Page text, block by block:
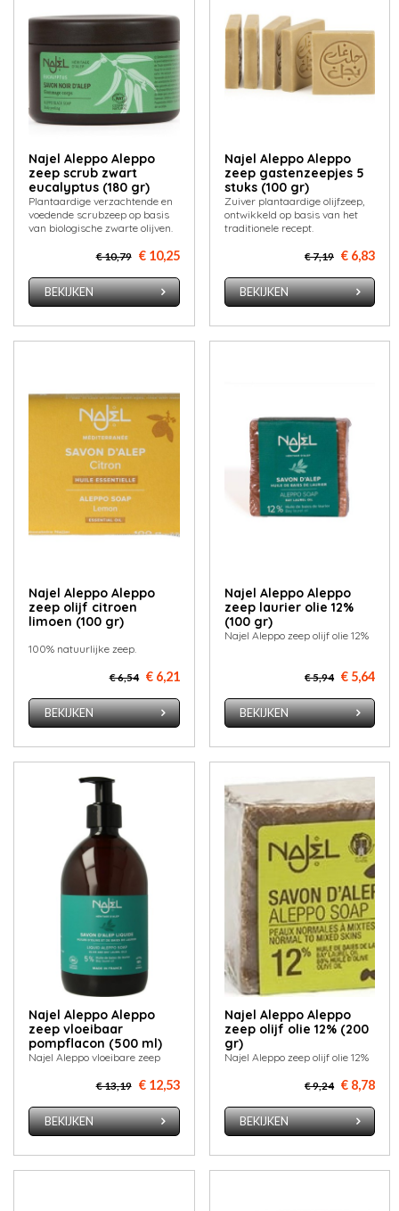
Najel Aleppo Aleppo
zeep scrub zwart
eucalyptus (180 gr)
Plantaardige verzachtende en
voedende scrubzeep op basis
van biologische zwarte olijven.
€ 10,79 € 10,25
BEKIJKEN
Najel Aleppo Aleppo
zeep gastenzeepjes 5
stuks (100 gr)
Zuiver plantaardige olijfzeep,
ontwikkeld op basis van het
traditionele recept.
€ 7,19 € 6,83
BEKIJKEN
Najel Aleppo Aleppo
zeep olijf citroen
limoen (100 gr)
100% natuurlijke zeep.
€ 6,54 € 6,21
BEKIJKEN
Najel Aleppo Aleppo
zeep laurier olie 12%
(100 gr)
Najel Aleppo zeep olijf olie 12%
€ 5,94 € 5,64
BEKIJKEN
Najel Aleppo Aleppo
zeep vloeibaar
pompflacon (500 ml)
Najel Aleppo vloeibare zeep
€ 13,19 € 12,53
BEKIJKEN
Najel Aleppo Aleppo
zeep olijf olie 12% (200
gr)
Najel Aleppo zeep olijf olie 12%
€ 9,24 € 8,78
BEKIJKEN